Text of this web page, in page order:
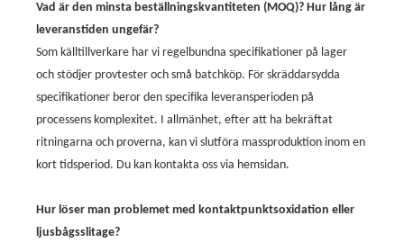
Vad är den minsta beställningskvantiteten (MOQ)? Hur lång är
leveranstiden ungefär?
Som källtillverkare har vi regelbundna specifikationer på lager
och stödjer provtester och små batchköp. För skräddarsydda
specifikationer beror den specifika leveransperioden på
processens komplexitet. I allmänhet, efter att ha bekräftat
ritningarna och proverna, kan vi slutföra massproduktion inom en
kort tidsperiod. Du kan kontakta oss via hemsidan.
Hur löser man problemet med kontaktpunktsoxidation eller
ljusbågsslitage?